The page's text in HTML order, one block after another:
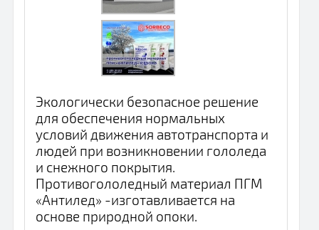
Экологически безопасное решение
для обеспечения нормальных
условий движения автотранспорта и
людей при возникновении гололеда
и снежного покрытия.
Противогололедный материал ПГМ
«Антилед» -изготавливается на
основе природной опоки.